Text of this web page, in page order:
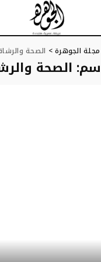
مجلة الجوهرة> الصحة
الصحة